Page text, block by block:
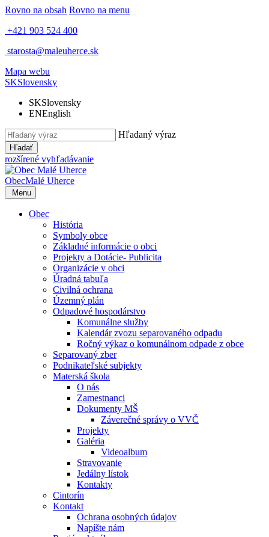
Rovno na obsah Rovno na menu
+421 903 524 400
starosta@maleuherce.sk
Mapa webu
SKSlovensky
SKSlovensky
ENEnglish
Hľadaný výraz
Hľadať
rozšírené vyhľadávanie
ObecMalé Uherce
Menu
Obec
História
Symboly obce
Základné informácie o obci
Projekty a Dotácie- Publicita
Organizácie v obci
Úradná tabuľa
Civilná ochrana
Územný plán
Odpadové hospodárstvo
Komunálne služby
Kalendár zvozu separovaného odpadu
Ročný výkaz o komunálnom odpade z obce
Separovaný zber
Podnikateľské subjekty
Materská škola
O nás
Zamestnanci
Dokumenty MŠ
Záverečné správy o VVČ
Projekty
Galéria
Videoalbum
Stravovanie
Jedálny lístok
Kontakty
Cintorín
Kontakt
Ochrana osobných údajov
Napíšte nám